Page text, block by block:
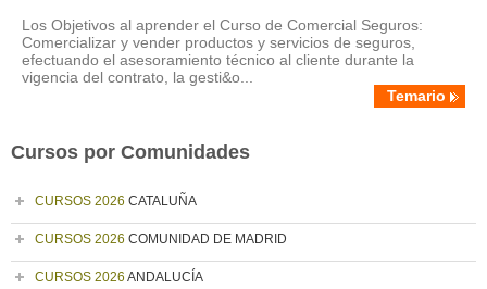
Los Objetivos al aprender el Curso de Comercial Seguros:
Comercializar y vender productos y servicios de seguros,
efectuando el asesoramiento técnico al cliente durante la
vigencia del contrato, la gesti&o...
Temario
Cursos por Comunidades
CURSOS 2026 CATALUÑA
CURSOS 2026 COMUNIDAD DE MADRID
CURSOS 2026 ANDALUCÍA